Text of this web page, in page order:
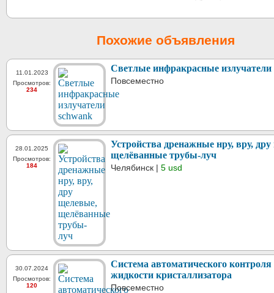
Похожие объявления
11.01.2023
Просмотров:
234
Светлые инфракрасные излучатели
Повсеместно
28.01.2025
Просмотров:
184
Устройства дренажные нру, вру,
щелёванные трубы-луч
Челябинск | 5 usd
30.07.2024
Просмотров:
120
Система автоматического
жидкости кристаллизатора
Повсеместно